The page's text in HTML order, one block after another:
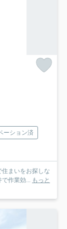
ーション済
まいをお探しな
作業効...
もっと